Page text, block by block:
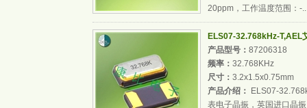
20ppm，工作温度范围：-
ELS07-32.768kHz-T,AEL
产品型号： 87206318
频率： 32.768KHz
尺寸： 3.2x1.5x0.75mm
产品介绍：
ELS07-
表电子晶振，英国进口晶